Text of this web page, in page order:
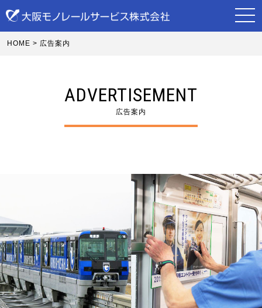
HOME > 広告案内
ADVERTISEMENT
広告案内